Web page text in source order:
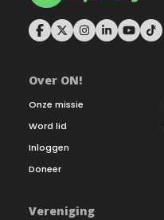
Over ON!
Onze missie
Word lid
Inloggen
Doneer
Vereniging